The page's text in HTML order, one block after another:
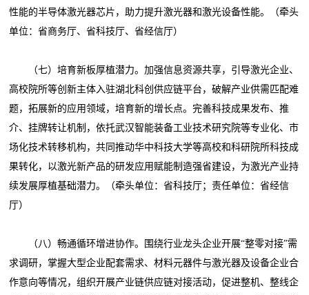
性能的半导体激光器芯片，助力提升激光器和激光设备性能。（牵头
单位：省商务厅、省科技厅、省经信厅）
（七）培育新板厚植潜力。加强信息资源共享，引导激光企业、
高校院所等创新主体入驻湖北科创供应链平台，破解产业供需匹配难
题，拓展新的应用领域，培育新的增长点。完善科技成果发布、推
介、挂牌转让机制，依托武汉智能装备工业技术研究院等专业化、市
场化技术转移机构，共同推动华中科技大学等高校和科研院所科技成
果转化，以激光新产品的研发应用赋能制造强省建设，为激光产业持
续发展厚植基础潜力。（牵头单位：省科技厅；责任单位：省经信
厅）
（八）畅通循环增进协作。围绕行业龙头企业开展“整零对接”需
求调研，掌握大型企业配套需求、材料元器件与激光器及设备企业合
作意向等情况，组织开展产业链供应链对接活动，促进整机、整线企